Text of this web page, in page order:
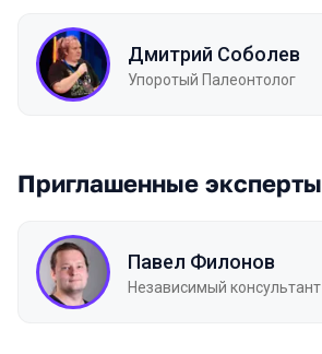
Дмитрий Соболев
Упоротый Палеонтолог
Приглашенные эксперты
Павел Филонов
Независимый консультант